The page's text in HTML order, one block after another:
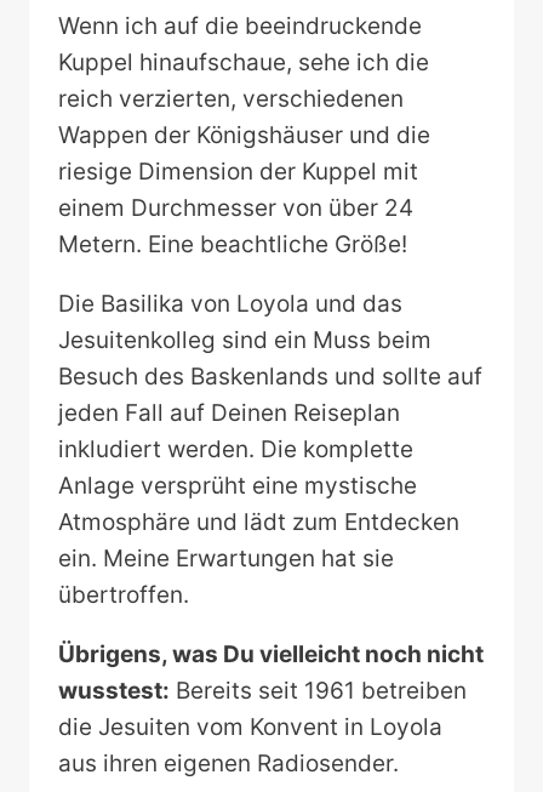
Wenn ich auf die beeindruckende
Kuppel hinaufschaue, sehe ich die
reich verzierten, verschiedenen
Wappen der Königshäuser und die
riesige Dimension der Kuppel mit
einem Durchmesser von über 24
Metern. Eine beachtliche Größe!
Die Basilika von Loyola und das
Jesuitenkolleg sind ein Muss beim
Besuch des Baskenlands und sollte auf
jeden Fall auf Deinen Reiseplan
inkludiert werden. Die komplette
Anlage versprüht eine mystische
Atmosphäre und lädt zum Entdecken
ein. Meine Erwartungen hat sie
übertroffen.
Übrigens, was Du vielleicht noch nicht
wusstest: Bereits seit 1961 betreiben
die Jesuiten vom Konvent in Loyola
aus ihren eigenen Radiosender.